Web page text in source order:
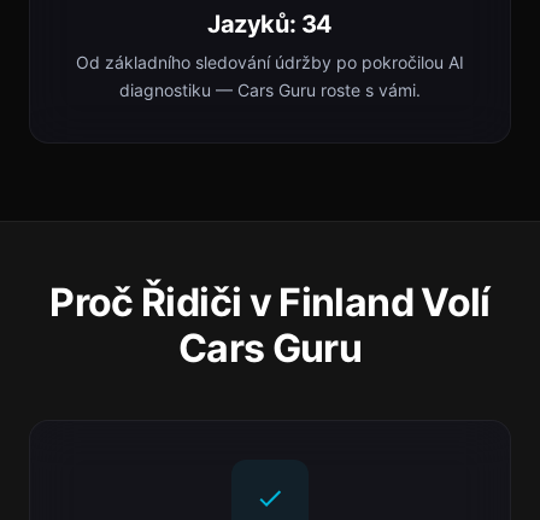
Jazyků: 34
Od základního sledování údržby po pokročilou AI
diagnostiku — Cars Guru roste s vámi.
Proč Řidiči v Finland Volí
Cars Guru